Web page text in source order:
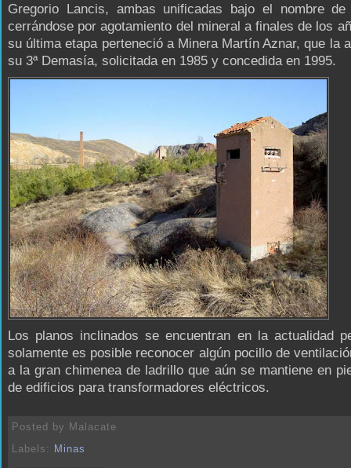
Gregorio Lancis, ambas unificadas bajo el nombre de
cerrándose por agotamiento del mineral a finales de los
su última etapa perteneció a Minera Martín Aznar, que la
su 3ª Demasía, solicitada en 1985 y concedida en 1995.
Los planos inclinados se encuentran en la actualidad
solamente es posible reconocer algún pocillo de
a la gran chimenea de ladrillo que aún se mantiene en
de edificios para transformadores eléctricos.
Posted by Malacate
Labels: Minas